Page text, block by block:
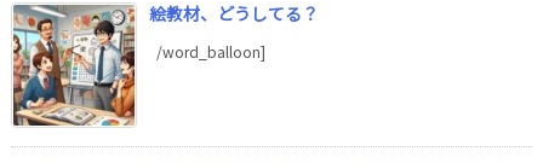
絵教材、どうしてる？
/word_balloon]